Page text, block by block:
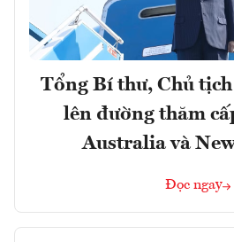
Tổng Bí thư, Chủ
lên đường thăm
Australia và
Đọc ngay